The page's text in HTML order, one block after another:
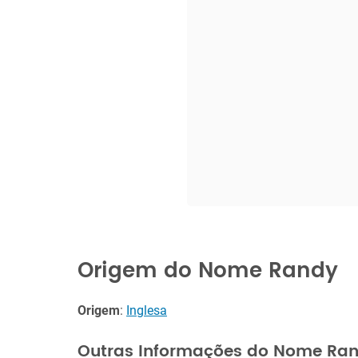
Origem do Nome Randy
Origem: Inglesa
Outras Informações do Nome